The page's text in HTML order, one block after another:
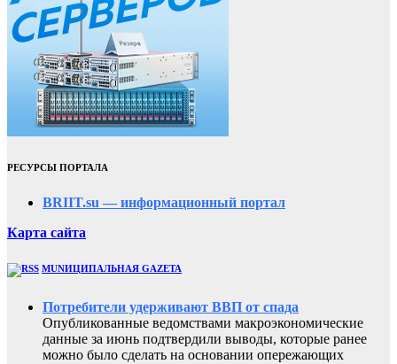
РЕСУРСЫ ПОРТАЛА
BRIIT.su — информационный портал
Карта сайта
MUNИЦИПАЛЬНАЯ GAZЕТА
Потребители удерживают ВВП от спада
Опубликованные ведомствами макроэкономические
данные за июнь подтвердили выводы, которые ранее
можно было сделать на основании опережающих